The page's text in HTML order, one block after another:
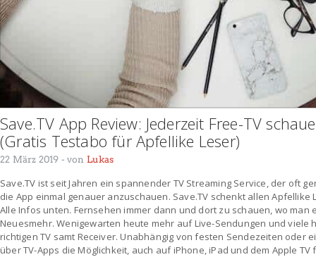
Save.TV App Review: Jederzeit Free-TV
(Gratis Testabo für Apfellike Leser)
22 März 2019 - von Lukas
Save.TV ist seit Jahren ein spannender TV Streaming Service, der oft
die App einmal genauer anzuschauen. Save.TV schenkt allen Apfellike
Alle Infos unten. Fernsehen immer dann und dort zu schauen, wo man
Neuesmehr. Wenigewarten heute mehr auf Live-Sendungen und viele
richtigen TV samt Receiver. Unabhängig von festen Sendezeiten oder
über TV-Apps die Möglichkeit, auch auf iPhone, iPad und dem Apple